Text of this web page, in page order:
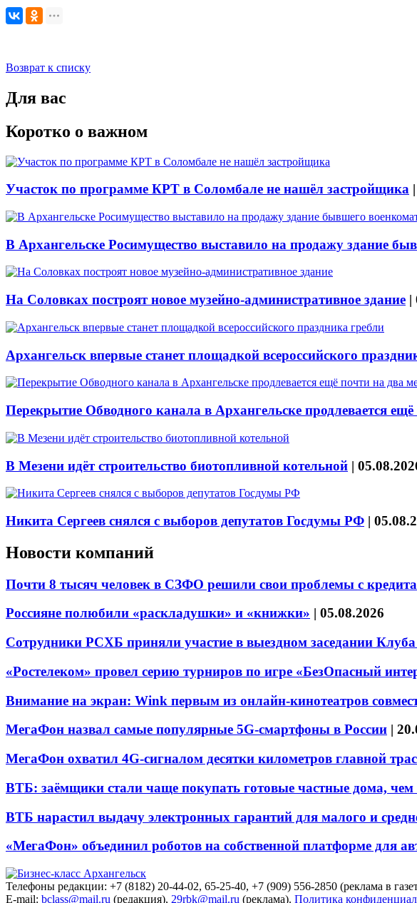
Возврат к списку
Для вас
Коротко о важном
Участок по программе КРТ в Соломбале не нашёл застройщика |
В Архангельске Росимущество выставило на продажу здание
На Соловках построят новое музейно-административное здание |
Архангельск впервые станет площадкой всероссийского
Перекрытие Обводного канала в Архангельске продлевается
В Мезени идёт строительство биотопливной котельной |
Никита Сергеев снялся с выборов депутатов Госдумы РФ |
Новости компаний
Почти 8 тысяч человек в СЗФО решили свои проблемы с
Россияне полюбили «раскладушки» и «книжки» | 05.08.2026
Сотрудники РСХБ приняли участие в выездном заседании
«Ростелеком» провел серию турниров по игре «БезОпасный
Внимание на экран: Wink первым из онлайн-кинотеатров
МегаФон назвал самые популярные 5G-смартфоны в России |
МегаФон охватил 4G-сигналом десятки километров главной
ВТБ: заёмщики стали чаще покупать готовые частные дома, чем
ВТБ нарастил выдачу электронных гарантий для малого и
«МегаФон» объединил роботов на собственной платформе для
Телефоны редакции: +7 (8182) 20-44-02, 65-25-40, +7 (909) 556-2850 (реклама в
E-mail: bclass@mail.ru (редакция), 29rbk@mail.ru (реклама). Политика